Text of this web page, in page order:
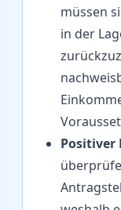
müssen
in der
Positiver